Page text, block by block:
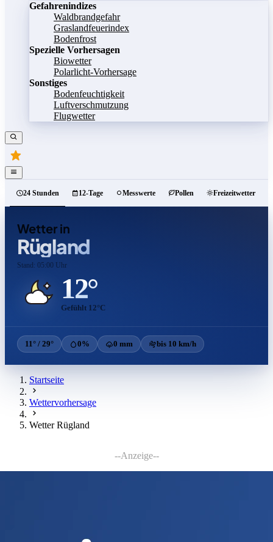
Gefahrenindizes
Waldbrandgefahr
Graslandfeuerindex
Bodenfrost
Spezielle Vorhersagen
Biowetter
Polarlicht-Vorhersage
Sonstiges
Bodenfeuchtigkeit
Luftverschmutzung
Flugwetter
24 Stunden 12-Tage Messwerte Pollen Freizeitwetter
Wetter in
Rügland
Stand: 05:00 Uhr
12°
Gefühlt 12°C
11° / 29° 0% 0 mm bis 10 km/h
Startseite
Wettervorhersage
Wetter Rügland
--Anzeige--